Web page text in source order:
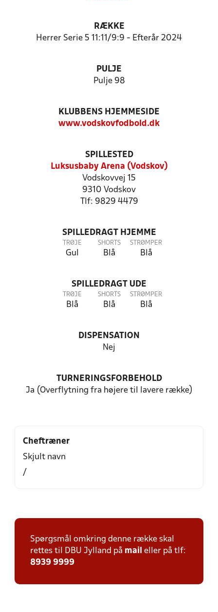
RÆKKE
Herrer Serie 5 11:11/9:9 - Efterår 2024
PULJE
Pulje 98
KLUBBENS HJEMMESIDE
www.vodskovfodbold.dk
SPILLESTED
Luksusbaby Arena (Vodskov)
Vodskovvej 15
9310 Vodskov
Tlf: 9829 4479
SPILLEDRAGT HJEMME
TRØJE
Gul
SHORTS
Blå
STRØMPER
Blå
SPILLEDRAGT UDE
TRØJE
Blå
SHORTS
Blå
STRØMPER
Blå
DISPENSATION
Nej
TURNERINGSFORBEHOLD
Ja (Overflytning fra højere til lavere række)
Cheftræner
Skjult navn
/
Spørgsmål omkring denne række skal
rettes til DBU Jylland på mail eller på tlf:
8939 9999